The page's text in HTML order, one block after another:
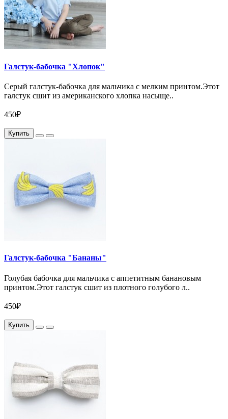
Галстук-бабочка "Хлопок"
Серый галстук-бабочка для мальчика с мелким принтом.Этот
галстук сшит из американского хлопка насыще..
450₽
Купить
Галстук-бабочка "Бананы"
Голубая бабочка для мальчика с аппетитным банановым
принтом.Этот галстук сшит из плотного голубого л..
450₽
Купить